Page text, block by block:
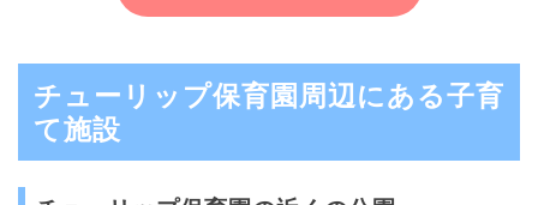
チューリップ保育園周辺にある子育
て施設